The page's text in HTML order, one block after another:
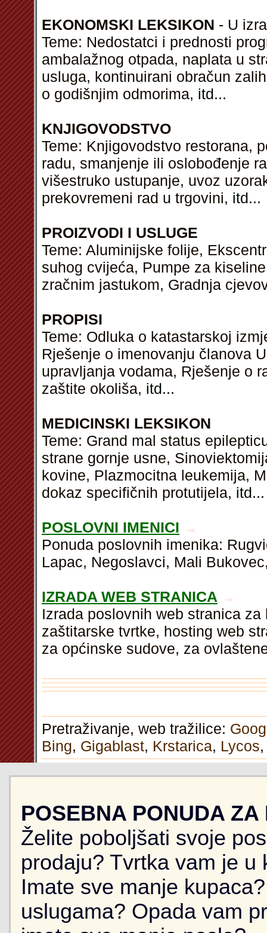
EKONOMSKI LEKSIKON - U
Teme: Nedostatci i prednosti
ambalažnog otpada, naplata u
usluga, kontinuirani obračun
o godišnjim odmorima, itd...
KNJIGOVODSTVO
Teme: Knjigovodstvo restorana,
radu, smanjenje ili oslobođenje
višestruko ustupanje, uvoz
prekovremeni rad u trgovini, itd...
PROIZVODI I USLUGE
Teme: Aluminijske folije,
suhog cvijeća, Pumpe za
zračnim jastukom, Gradnja
PROPISI
Teme: Odluka o katastarskoj
Rješenje o imenovanju članova
upravljanja vodama, Rješenje o
zaštite okoliša, itd...
MEDICINSKI LEKSIKON
Teme: Grand mal status
strane gornje usne,
kovine, Plazmocitna leukemija,
dokaz specifičnih protutijela, itd...
POSLOVNI IMENICI
Ponuda poslovnih imenika:
Lapac, Negoslavci, Mali
IZRADA WEB STRANICA
Izrada poslovnih web stranica
zaštitarske tvrtke, hosting web
za općinske sudove, za
Pretraživanje, web tražilice:
Bing, Gigablast, Krstarica, Lycos
POSEBNA PONUDA ZA
Želite poboljšati svoje
prodaju? Tvrtka vam je
Imate sve manje
uslugama? Opada vam